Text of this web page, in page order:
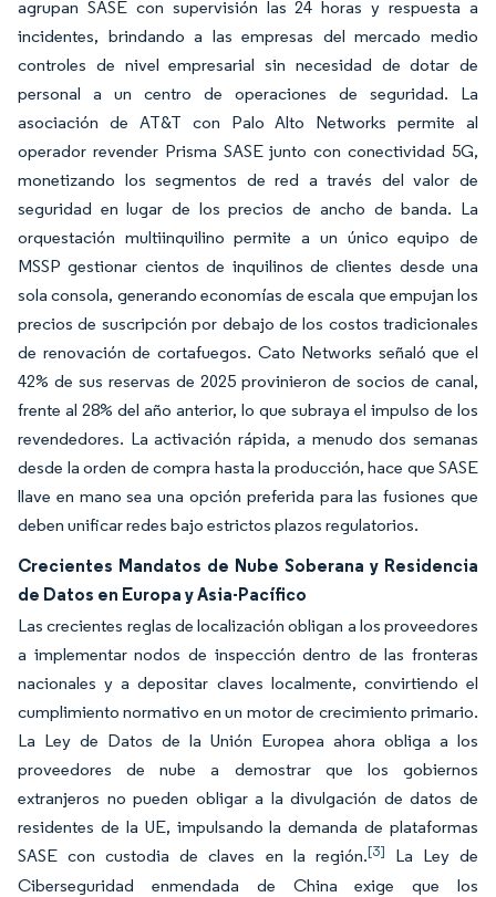
agrupan SASE con supervisión las 24 horas y respuesta a
incidentes, brindando a las empresas del mercado medio
controles de nivel empresarial sin necesidad de dotar de
personal a un centro de operaciones de seguridad. La
asociación de AT&T con Palo Alto Networks permite al
operador revender Prisma SASE junto con conectividad 5G,
monetizando los segmentos de red a través del valor de
seguridad en lugar de los precios de ancho de banda. La
orquestación multiinquilino permite a un único equipo de
MSSP gestionar cientos de inquilinos de clientes desde una
sola consola, generando economías de escala que empujan los
precios de suscripción por debajo de los costos tradicionales
de renovación de cortafuegos. Cato Networks señaló que el
42% de sus reservas de 2025 provinieron de socios de canal,
frente al 28% del año anterior, lo que subraya el impulso de los
revendedores. La activación rápida, a menudo dos semanas
desde la orden de compra hasta la producción, hace que SASE
llave en mano sea una opción preferida para las fusiones que
deben unificar redes bajo estrictos plazos regulatorios.
Crecientes Mandatos de Nube Soberana y Residencia
de Datos en Europa y Asia-Pacífico
Las crecientes reglas de localización obligan a los proveedores
a implementar nodos de inspección dentro de las fronteras
nacionales y a depositar claves localmente, convirtiendo el
cumplimiento normativo en un motor de crecimiento primario.
La Ley de Datos de la Unión Europea ahora obliga a los
proveedores de nube a demostrar que los gobiernos
extranjeros no pueden obligar a la divulgación de datos de
residentes de la UE, impulsando la demanda de plataformas
SASE con custodia de claves en la región.[3]
La Ley de
Ciberseguridad enmendada de China exige que los